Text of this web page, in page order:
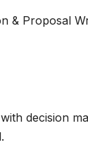
& Proposal
decision